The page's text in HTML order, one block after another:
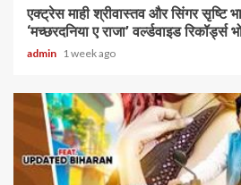
एक्ट्रेस माही श्रीवास्तव और सिंगर सृष्टि
‘मच्छरदनिया ए राजा’ वर्ल्डवाइड रिकॉर्ड्स
admin 1 week ago